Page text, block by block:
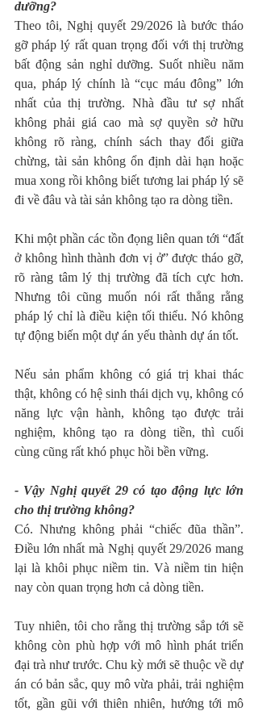
dưỡng?
Theo tôi, Nghị quyết 29/2026 là bước tháo
gỡ pháp lý rất quan trọng đối với thị trường
bất động sản nghỉ dưỡng. Suốt nhiều năm
qua, pháp lý chính là “cục máu đông” lớn
nhất của thị trường. Nhà đầu tư sợ nhất
không phải giá cao mà sợ quyền sở hữu
không rõ ràng, chính sách thay đổi giữa
chừng, tài sản không ổn định dài hạn hoặc
mua xong rồi không biết tương lai pháp lý sẽ
đi về đâu và tài sản không tạo ra dòng tiền.
Khi một phần các tồn đọng liên quan tới “đất
ở không hình thành đơn vị ở” được tháo gỡ,
rõ ràng tâm lý thị trường đã tích cực hơn.
Nhưng tôi cũng muốn nói rất thẳng rằng
pháp lý chỉ là điều kiện tối thiểu. Nó không
tự động biến một dự án yếu thành dự án tốt.
Nếu sản phẩm không có giá trị khai thác
thật, không có hệ sinh thái dịch vụ, không có
năng lực vận hành, không tạo được trải
nghiệm, không tạo ra dòng tiền, thì cuối
cùng cũng rất khó phục hồi bền vững.
- Vậy Nghị quyết 29 có tạo động lực lớn
cho thị trường không?
Có. Nhưng không phải “chiếc đũa thần”.
Điều lớn nhất mà Nghị quyết 29/2026 mang
lại là khôi phục niềm tin. Và niềm tin hiện
nay còn quan trọng hơn cả dòng tiền.
Tuy nhiên, tôi cho rằng thị trường sắp tới sẽ
không còn phù hợp với mô hình phát triển
đại trà như trước. Chu kỳ mới sẽ thuộc về dự
án có bản sắc, quy mô vừa phải, trải nghiệm
tốt, gần gũi với thiên nhiên, hướng tới mô